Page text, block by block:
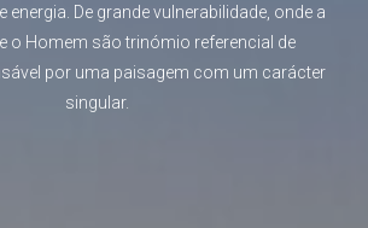
energia. De grande vulnerabilidade, onde a
o Homem são trinómio referencial de
por uma paisagem com um carácter
singular.